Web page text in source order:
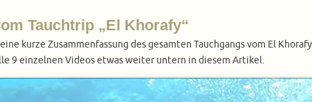
Tauchtrip „El Khorafy“
kurze Zusammenfassung des gesamten Tauchgangs vom El
9 einzelnen Videos etwas weiter untern in diesem Artikel.